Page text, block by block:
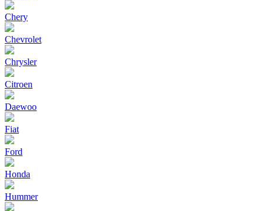
Chery
Chevrolet
Chrysler
Citroen
Daewoo
Fiat
Ford
Honda
Hummer